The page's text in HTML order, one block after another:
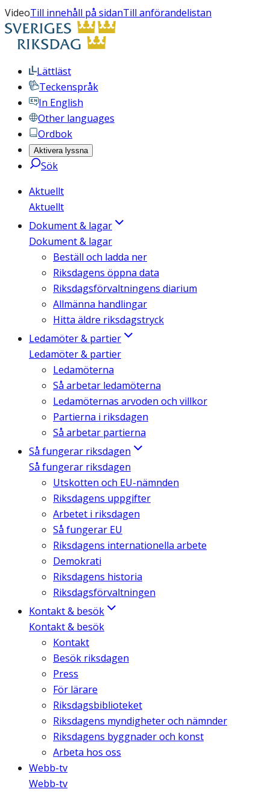
VideoTill innehåll på sidanTill anförandelistan
Lättläst
Teckenspråk
In English
Other languages
Ordbok
Aktivera lyssna
Sök
Aktuellt
Aktuellt
Dokument & lagar
Dokument & lagar
Beställ och ladda ner
Riksdagens öppna data
Riksdagsförvaltningens diarium
Allmänna handlingar
Hitta äldre riksdagstryck
Ledamöter & partier
Ledamöter & partier
Ledamöterna
Så arbetar ledamöterna
Ledamöternas arvoden och villkor
Partierna i riksdagen
Så arbetar partierna
Så fungerar riksdagen
Så fungerar riksdagen
Utskotten och EU-nämnden
Riksdagens uppgifter
Arbetet i riksdagen
Så fungerar EU
Riksdagens internationella arbete
Demokrati
Riksdagens historia
Riksdagsförvaltningen
Kontakt & besök
Kontakt & besök
Kontakt
Besök riksdagen
Press
För lärare
Riksdagsbiblioteket
Riksdagens myndigheter och nämnder
Riksdagens byggnader och konst
Arbeta hos oss
Webb-tv
Webb-tv